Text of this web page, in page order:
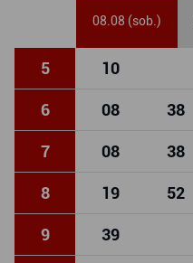
08.08 (sob.)
5 10
6 08 38
7 08 38
8 19 52
9 39